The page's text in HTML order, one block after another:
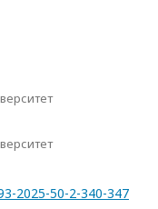
2025-50-2-340-347